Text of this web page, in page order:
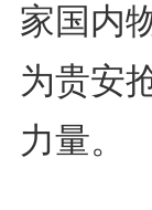
家国内
为贵安
力量。